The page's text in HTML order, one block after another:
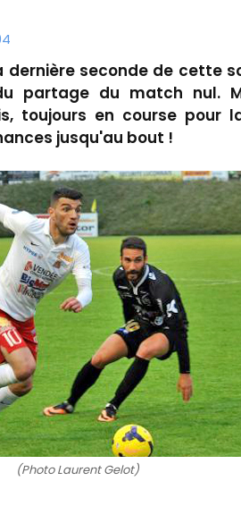
dernière seconde de cette
partage du match nul.
toujours en course pour
jusqu'au bout !
(Photo Laurent Gelot)